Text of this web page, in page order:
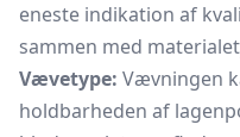
eneste indikation af
sammen med
Vævetype: Vævningen
holdbarheden af